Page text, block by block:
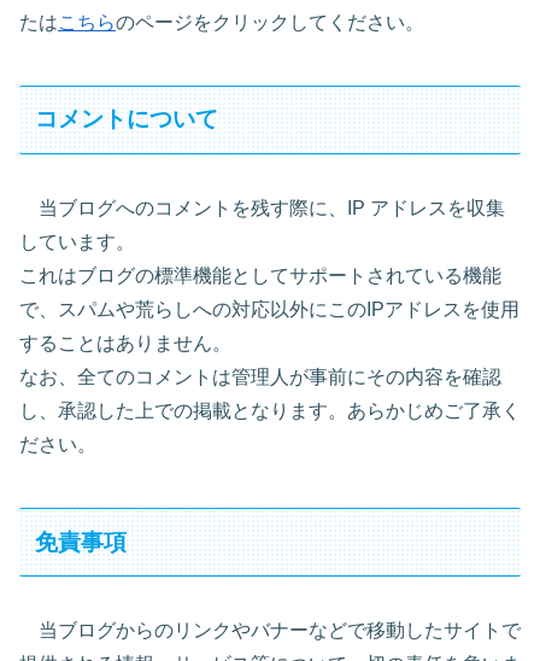
たはこちらのページをクリックしてください。
コメントについて
当ブログへのコメントを残す際に、IP アドレスを収集
しています。
これはブログの標準機能としてサポートされている機能
で、スパムや荒らしへの対応以外にこのIPアドレスを使用
することはありません。
なお、全てのコメントは管理人が事前にその内容を確認
し、承認した上での掲載となります。あらかじめご了承く
ださい。
免責事項
当ブログからのリンクやバナーなどで移動したサイトで